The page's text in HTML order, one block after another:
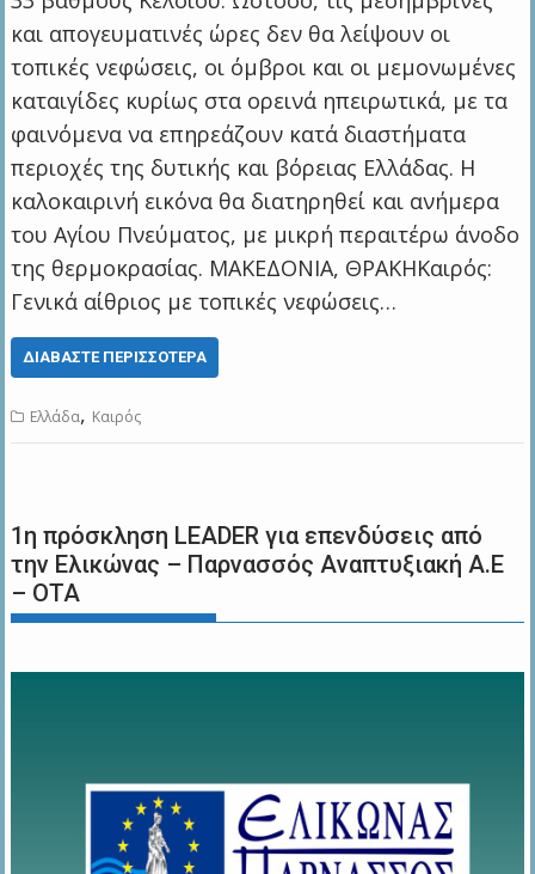
και απογευματινές ώρες δεν θα λείψουν οι
τοπικές νεφώσεις, οι όμβροι και οι μεμονωμένες
καταιγίδες κυρίως στα ορεινά ηπειρωτικά, με τα
φαινόμενα να επηρεάζουν κατά διαστήματα
περιοχές της δυτικής και βόρειας Ελλάδας. Η
καλοκαιρινή εικόνα θα διατηρηθεί και ανήμερα
του Αγίου Πνεύματος, με μικρή περαιτέρω άνοδο
της θερμοκρασίας. ΜΑΚΕΔΟΝΙΑ, ΘΡΑΚΗΚαιρός:
Γενικά αίθριος με τοπικές νεφώσεις…
ΔΙΑΒΆΣΤΕ ΠΕΡΙΣΣΌΤΕΡΑ
Ελλάδα, Καιρός
1η πρόσκληση LEADER για επενδύσεις από
την Ελικώνας – Παρνασσός Αναπτυξιακή Α.Ε
– ΟΤΑ